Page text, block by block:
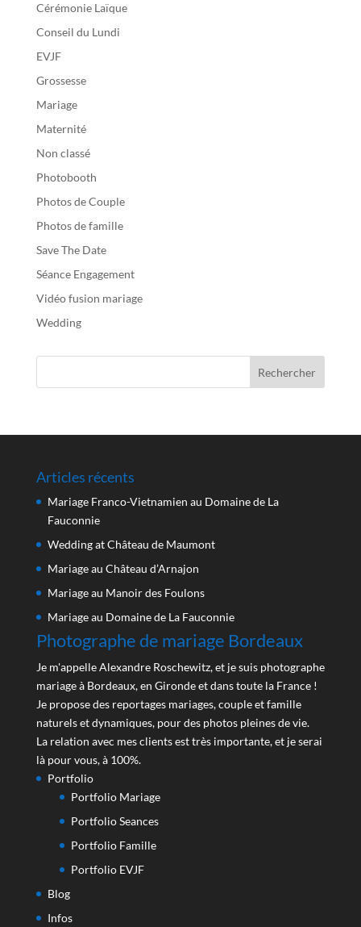
Cérémonie Laïque
Conseil du Lundi
EVJF
Grossesse
Mariage
Maternité
Non classé
Photobooth
Photos de Couple
Photos de famille
Save The Date
Séance Engagement
Vidéo fusion mariage
Wedding
Articles récents
Mariage Franco-Vietnamien au Domaine de La
Fauconnie
Wedding at Château de Maumont
Mariage au Château d’Arnajon
Mariage au Manoir des Foulons
Mariage au Domaine de La Fauconnie
Photographe de mariage Bordeaux
Je m'appelle Alexandre Roschewitz, et je suis photographe
mariage à Bordeaux, en Gironde et dans toute la France !
Je propose des reportages mariages, couple et famille
naturels et dynamiques, pour des photos pleines de vie.
La relation avec mes clients est très importante, et je serai
là pour vous, à 100%.
Portfolio
Portfolio Mariage
Portfolio Seances
Portfolio Famille
Portfolio EVJF
Blog
Infos